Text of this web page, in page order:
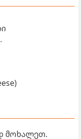
მოხალეთ.